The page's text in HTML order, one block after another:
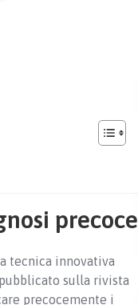
precoce
tecnica innovativa
sulla rivista
precocemente i